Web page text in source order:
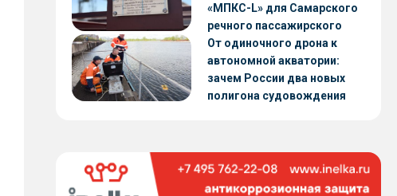
«МПКС-L» для Самарского
речного пассажирского
предприятия
От одиночного дрона к
автономной акватории:
зачем России два новых
полигона судовождения